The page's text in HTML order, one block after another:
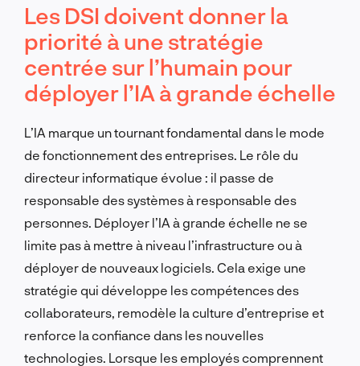
Les DSI doivent donner la
priorité à une stratégie
centrée sur l’humain pour
déployer l’IA à grande échelle
L’IA marque un tournant fondamental dans le mode
de fonctionnement des entreprises. Le rôle du
directeur informatique évolue : il passe de
responsable des systèmes à responsable des
personnes. Déployer l’IA à grande échelle ne se
limite pas à mettre à niveau l’infrastructure ou à
déployer de nouveaux logiciels. Cela exige une
stratégie qui développe les compétences des
collaborateurs, remodèle la culture d’entreprise et
renforce la confiance dans les nouvelles
technologies. Lorsque les employés comprennent